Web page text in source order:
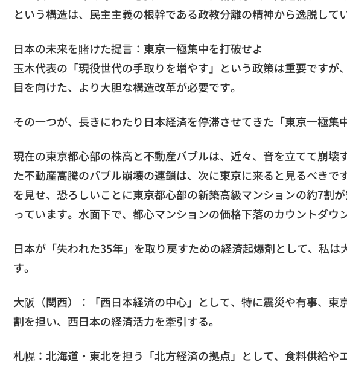
という構造は、民主主義の根幹である政教分離の精神から逸脱して
日本の未来を賭けた提言：東京一極集中を打破せよ
玉木代表の「現役世代の手取りを増やす」という政策は重要です
目を向けた、より大胆な構造改革が必要です。
その一つが、長きにわたり日本経済を停滞させてきた「東京一極集
現在の東京都心部の株高と不動産バブルは、近々、音を立てて崩
た不動産高騰のバブル崩壊の連鎖は、次に東京に来ると見るべき
を見せ、恐ろしいことに東京都心部の新築高級マンションの約7割
っています。水面下で、都心マンションの価格下落のカウントダウ
日本が「失われた35年」を取り戻すための経済起爆剤として、私
す。
大阪（関西）：「西日本経済の中心」として、特に震災や有事、
割を担い、西日本の経済活力を牽引する。
札幌：北海道・東北を担う「北方経済の拠点」として、食料供給や